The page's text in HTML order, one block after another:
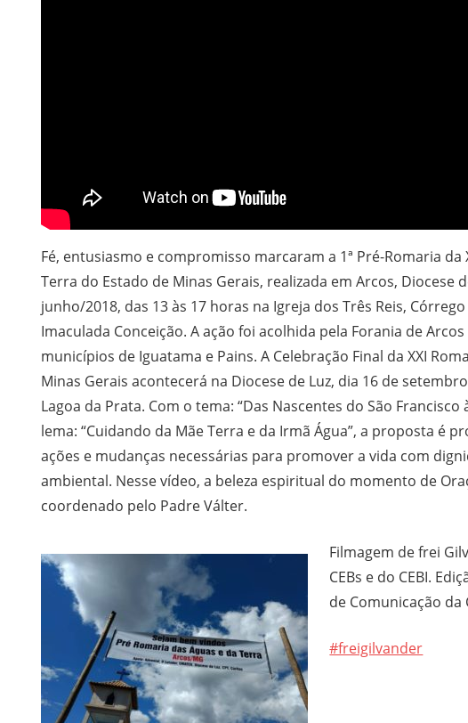
Fé, entusiasmo e compromisso marcaram a 1ª Pré-Romaria da
Terra do Estado de Minas Gerais, realizada em Arcos, Diocese
junho/2018, das 13 às 17 horas na Igreja dos Três Reis,
Imaculada Conceição. A ação foi acolhida pela Forania de
municípios de Iguatama e Pains. A Celebração Final da XXI
Minas Gerais acontecerá na Diocese de Luz, dia 16 de
Lagoa da Prata. Com o tema: “Das Nascentes do São Francisco
lema: “Cuidando da Mãe Terra e da Irmã Água”, a proposta é
ações e mudanças necessárias para promover a vida com
ambiental. Nesse vídeo, a beleza espiritual do momento de
coordenado pelo Padre Válter.
Filmagem de frei
CEBs e do CEBI.
de Comunicação da
#freigilvander